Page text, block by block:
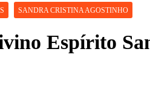
SANDRA CRISTINA AGOSTINHO
Espírito